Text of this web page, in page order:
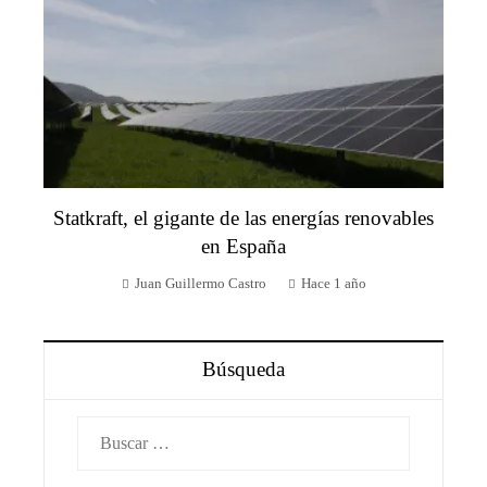
Statkraft, el gigante de las energías renovables
en España
Juan Guillermo Castro Hace 1 año
Búsqueda